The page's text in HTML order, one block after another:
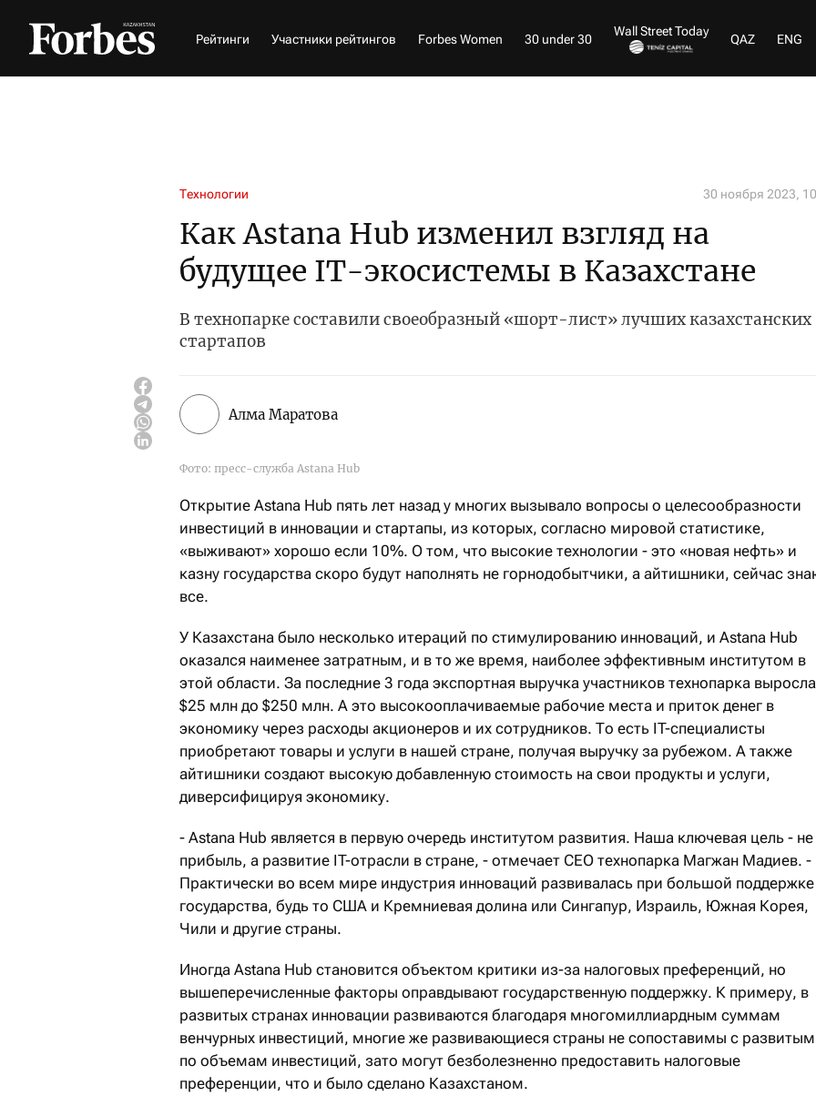
Рейтинги Участники рейтингов Forbes Women 30 under 30
Wall Street Today
QAZ ENG
Технологии 30 ноября 2023,
Как Astana Hub изменил взгляд на
будущее IT-экосистемы в Казахстане
В технопарке составили своеобразный «шорт-лист» лучших казахстанских
стартапов
Алма Маратова
Фото: пресс-служба Astana Hub
Открытие Astana Hub пять лет назад у многих вызывало вопросы о целесообразности
инвестиций в инновации и стартапы, из которых, согласно мировой статистике,
«выживают» хорошо если 10%. О том, что высокие технологии - это «новая нефть» и
казну государства скоро будут наполнять не горнодобытчики, а айтишники, сейчас
все.
У Казахстана было несколько итераций по стимулированию инноваций, и Astana Hub
оказался наименее затратным, и в то же время, наиболее эффективным институтом в
этой области. За последние 3 года экспортная выручка участников технопарка
$25 млн до $250 млн. А это высокооплачиваемые рабочие места и приток денег в
экономику через расходы акционеров и их сотрудников. То есть IT-специалисты
приобретают товары и услуги в нашей стране, получая выручку за рубежом. А также
айтишники создают высокую добавленную стоимость на свои продукты и услуги,
диверсифицируя экономику.
- Astana Hub является в первую очередь институтом развития. Наша ключевая цель - не
прибыль, а развитие IT-отрасли в стране, - отмечает CEO технопарка Магжан Мадиев. -
Практически во всем мире индустрия инноваций развивалась при большой поддержке
государства, будь то США и Кремниевая долина или Сингапур, Израиль, Южная Корея,
Чили и другие страны.
Иногда Astana Hub становится объектом критики из-за налоговых преференций, но
вышеперечисленные факторы оправдывают государственную поддержку. К примеру, в
развитых странах инновации развиваются благодаря многомиллиардным суммам
венчурных инвестиций, многие же развивающиеся страны не сопоставимы с
по объемам инвестиций, зато могут безболезненно предоставить налоговые
преференции, что и было сделано Казахстаном.